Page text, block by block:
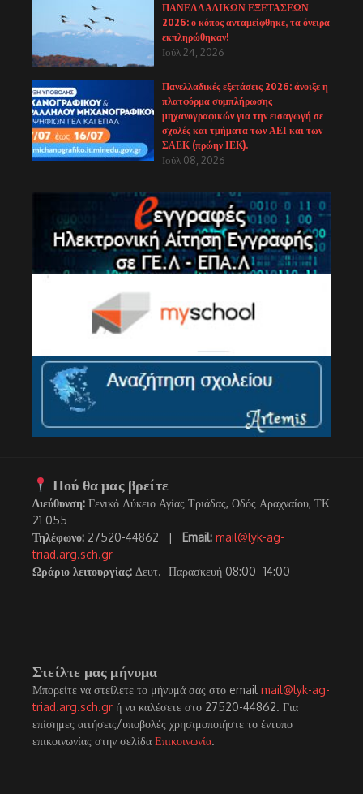
ΠΑΝΕΛΛΑΔΙΚΩΝ ΕΞΕΤΑΣΕΩΝ
2026: ο κόπος ανταμείφθηκε, τα όνειρα
εκπληρώθηκαν!
Ιούλ 24, 2026
Πανελλαδικές εξετάσεις 2026: άνοιξε η
πλατφόρμα συμπλήρωσης
μηχανογραφικών για την εισαγωγή σε
σχολές και τμήματα των ΑΕΙ και των
ΣΑΕΚ (πρώην ΙΕΚ).
Ιούλ 08, 2026
Πού θα μας βρείτε
Διεύθυνση: Γενικό Λύκειο Αγίας Τριάδας, Οδός Αραχναίου, ΤΚ
21 055
Τηλέφωνο: 27520-44862 | Email: mail@lyk-ag-
triad.arg.sch.gr
Ωράριο λειτουργίας: Δευτ.–Παρασκευή 08:00–14:00
Στείλτε μας μήνυμα
Μπορείτε να στείλετε το μήνυμά σας στο email mail@lyk-ag-
triad.arg.sch.gr ή να καλέσετε στο 27520-44862. Για
επίσημες αιτήσεις/υποβολές χρησιμοποιήστε το έντυπο
επικοινωνίας στην σελίδα Επικοινωνία.